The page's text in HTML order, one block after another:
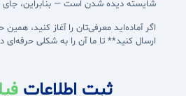
شایسته دیده شدن است — بنابراین،
اگر آماده‌اید معرفی‌تان را آغاز کنید، همین
ارسال کنید** تا ما آن را به شکلی
ثبت اطلاعات